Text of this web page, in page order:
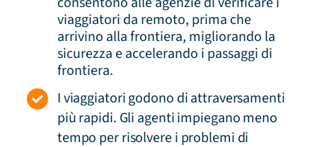
viaggiatori da remoto, prima che
arrivino alla frontiera, migliorando la
sicurezza e accelerando i passaggi di
frontiera.
I viaggiatori godono di attraversamenti
più rapidi. Gli agenti impiegano meno
tempo per risolvere i problemi di